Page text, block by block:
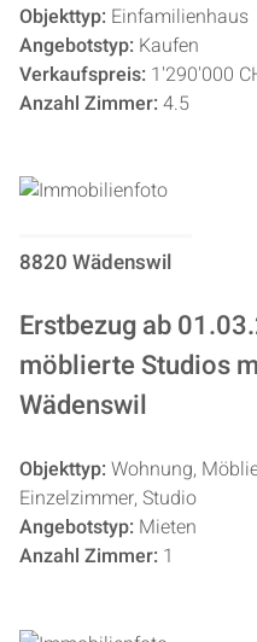
Objekttyp: Einfamilienhaus
Angebotstyp: Kaufen
Verkaufspreis: 1'290'000
Anzahl Zimmer: 4.5
8820 Wädenswil
Erstbezug ab
möblierte Studios
Wädenswil
Objekttyp: Wohnung,
Einzelzimmer, Studio
Angebotstyp: Mieten
Anzahl Zimmer: 1